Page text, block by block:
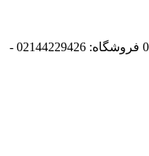
کارگاه:02155280986 دفتر:02144265579 فروشگاه: 02144229426 -